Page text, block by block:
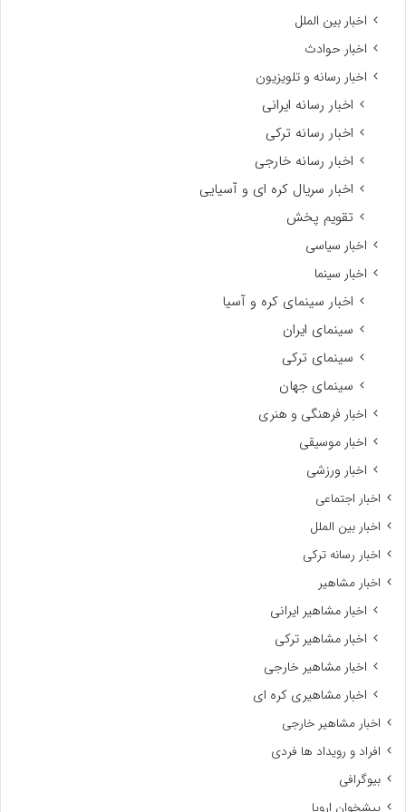
اخبار بین الملل
اخبار حوادث
اخبار رسانه و تلویزیون
اخبار رسانه ایرانی
اخبار رسانه ترکی
اخبار رسانه خارجی
اخبار سریال کره ای و آسیایی
تقویم پخش
اخبار سیاسی
اخبار سینما
اخبار سینمای کره و آسیا
سینمای ایران
سینمای ترکی
سینمای جهان
اخبار فرهنگی و هنری
اخبار موسیقی
اخبار ورزشی
اخبار اجتماعی
اخبار بین الملل
اخبار رسانه ترکی
اخبار مشاهیر
اخبار مشاهیر ایرانی
اخبار مشاهیر ترکی
اخبار مشاهیر خارجی
اخبار مشاهیری کره ای
اخبار مشاهیر خارجی
افراد و رویداد ها فردی
بیوگرافی
پیشخوان اروپا